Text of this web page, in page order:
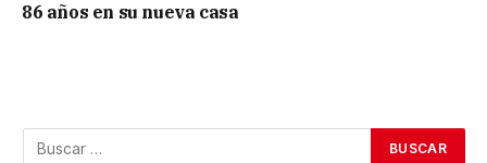
86 años en su nueva casa